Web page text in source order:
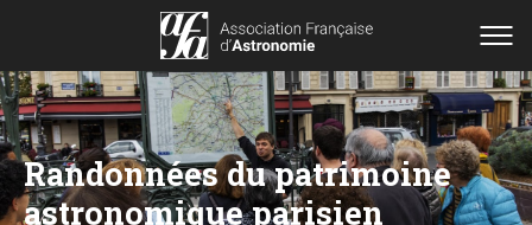
Randonnées du patrimoine
astronomique parisien